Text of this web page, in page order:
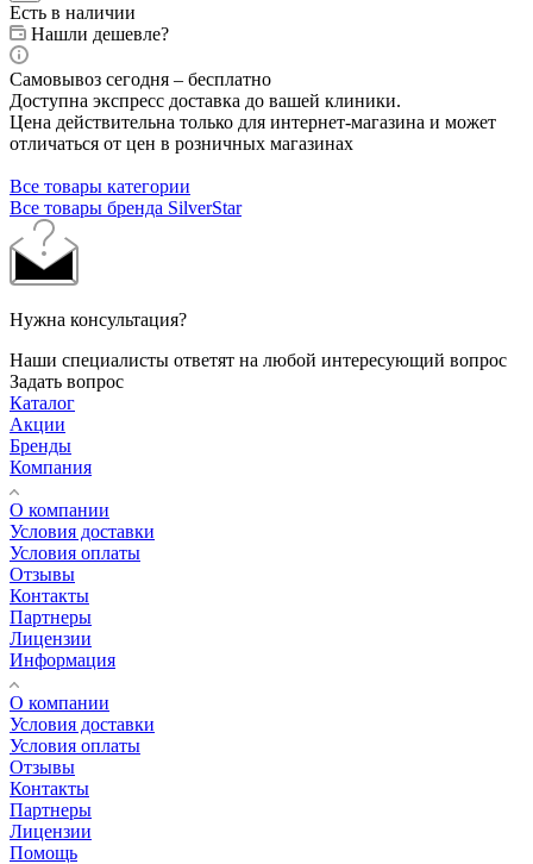
Есть в наличии
Нашли дешевле?
Самовывоз сегодня – бесплатно
Доступна экспресс доставка до вашей клиники.
Цена действительна только для интернет-магазина и может
отличаться от цен в розничных магазинах
Все товары категории
Все товары бренда SilverStar
Нужна консультация?
Наши специалисты ответят на любой интересующий вопрос
Задать вопрос
Каталог
Акции
Бренды
Компания
О компании
Условия доставки
Условия оплаты
Отзывы
Контакты
Партнеры
Лицензии
Информация
О компании
Условия доставки
Условия оплаты
Отзывы
Контакты
Партнеры
Лицензии
Помощь